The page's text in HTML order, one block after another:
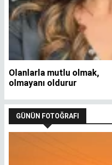
Olanlarla mutlu olmak,
olmayanı oldurur
GÜNÜN FOTOĞRAFI